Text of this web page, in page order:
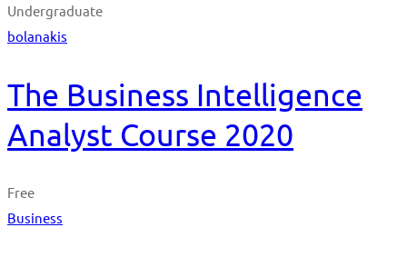
Undergraduate
bolanakis
The Business Intelligence
Analyst Course 2020
Free
Business